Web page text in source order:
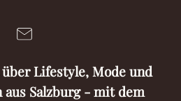
Lifestyle, Mode und
Salzburg - mit dem